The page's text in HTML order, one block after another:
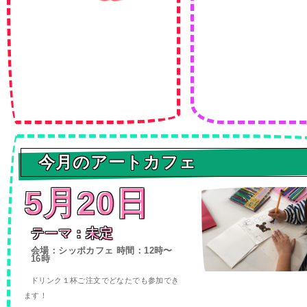
今月のアートカフェ
5月20日
テーマ：未定
会場：シッポカフェ 時間：12時〜
16時
ドリンク１杯ご注文でどなたでも参加でき
ます！